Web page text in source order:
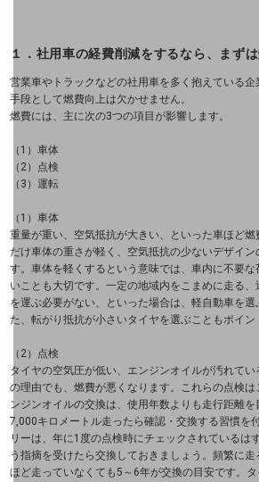
ネットワーク・モバイル
クラウド・データセンター
セキュリティ
5G
IoT
AI
運用管理
業務支援・マーケティング
災害対策・BCP
課題・ニーズで探す
１．社用車の経費削減をするなら、まず
営業車やトラックなどの社用車を多く抱えている
手段として燃費向上は欠かせません。
燃費には、主に次の3つの項目が影響します。
（1）車体
（2）点検
（3）運転
（1）車体
重量が重い、空気抵抗が大きい、といった車ほど
だけ車体の重さが軽く、空気抵抗の少ないデザイ
す。車体を軽くするという意味では、車内に不要
いことも大切です。一定の地域内をこまめに走る
を運ぶ必要がない、といった場合は、軽自動車を選
た、転がり抵抗が小さいタイヤを選ぶこともポイン
（2）点検
タイヤの空気圧が低い、エンジンオイルが汚れて
の理由でも、燃費が悪くなります。これらの点検
ンジンオイルの交換は、使用年数よりも走行距離
7,000キロメートル走ったら確認・交換する習慣を
リーは、年に1度の点検時にチェックされているは
う指摘を受けたら交換しておきましょう。頻繁に
ほど走っていなくても5～6年が交換の目安です。